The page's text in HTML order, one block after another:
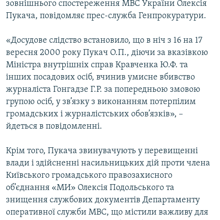
МУЛЬТИМЕДІА
СПЕЦПРОЄКТИ
ПОДКАСТИ
КРИМ РЕАЛІЇ
РУС
УКР
ДОЛУЧАЙСЯ!
зовнішнього спостереження МВС України Олексія
Пукача, повідомляє прес-служба Генпрокуратури.
«Досудове слідство встановило, що в ніч з 16 на 17
вересня 2000 року Пукач О.П., діючи за вказівкою
Міністра внутрішніх справ Кравченка Ю.Ф. та
інших посадових осіб, вчинив умисне вбивство
журналіста Гонгадзе Г.Р. за попередньою змовою
групою осіб, у зв’язку з виконанням потерпілим
громадських і журналістських обов’язків», –
йдеться в повідомленні.
Крім того, Пукача звинувачують у перевищенні
влади і здійсненні насильницьких дій проти члена
Київського громадського правозахисного
об’єднання «МИ» Олексія Подольського та
знищення службових документів Департаменту
оперативної служби МВС, що містили важливу для